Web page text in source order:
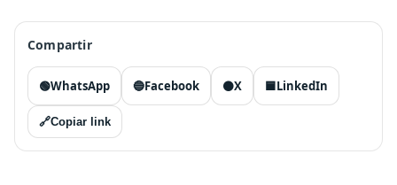
Compartir
🟢WhatsApp 🔵Facebook ⚫X 🟦LinkedIn
🔗Copiar link